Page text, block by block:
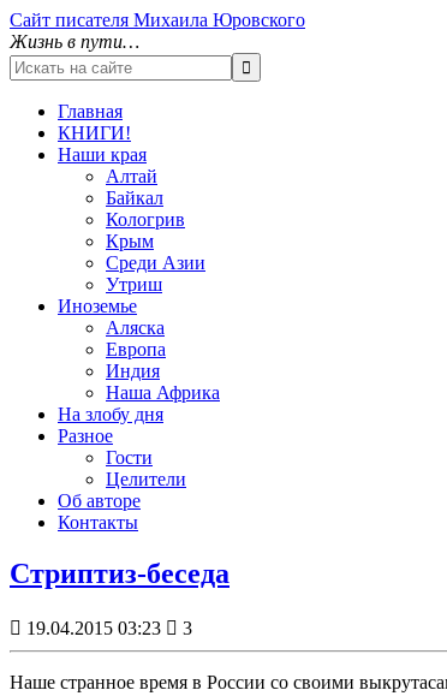
Сайт писателя Михаила Юровского
Жизнь в пути…
Главная
КНИГИ!
Наши края
Алтай
Байкал
Кологрив
Крым
Среди Азии
Утриш
Иноземье
Аляска
Европа
Индия
Наша Африка
На злобу дня
Разное
Гости
Целители
Об авторе
Контакты
Стриптиз-беседа
 19.04.2015 03:23  3
Наше странное время в России со своими